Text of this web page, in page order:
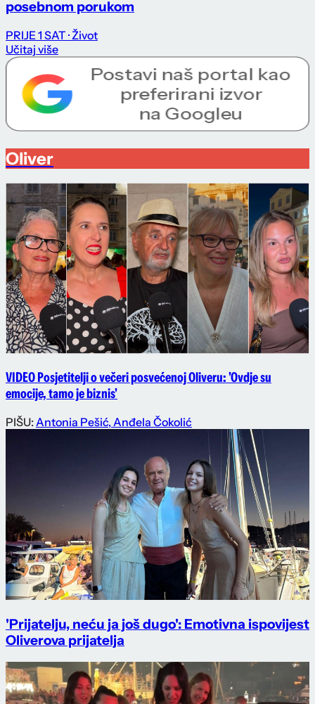
posebnom porukom
PRIJE 1 SAT · Život
Učitaj više
Oliver
VIDEO Posjetitelji o večeri posvećenoj Oliveru: 'Ovdje su
emocije, tamo je biznis'
PIŠU: Antonia Pešić,Anđela Čokolić
'Prijatelju, neću ja još dugo': Emotivna ispovijest
Oliverova prijatelja